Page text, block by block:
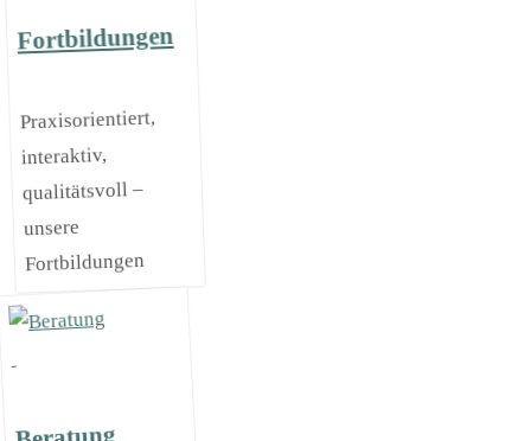
Fortbildungen
Praxisorientiert,
interaktiv,
qualitätsvoll –
unsere
Fortbildungen